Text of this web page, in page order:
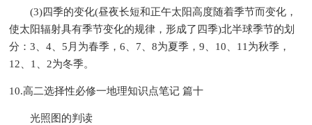
(3)四季的变化(昼夜长短和正午太阳高度随着季节而变化，
使太阳辐射具有季节变化的规律，形成了四季)北半球季节的划
分：3、4、5月为春季，6、7、8为夏季，9、10、11为秋季，
12、1、2为冬季。
10.高二选择性必修一地理知识点笔记 篇十
光照图的判读